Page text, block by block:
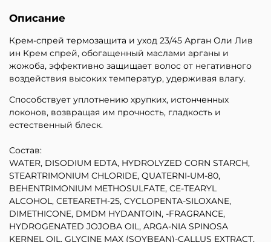
Описание
Крем-спрей термозащита и уход 23/45 Арган Оли Лив
ин Крем спрей, обогащенный маслами арганы и
жожоба, эффективно защищает волос от негативного
воздействия высоких температур, удерживая влагу.
Способствует уплотнению хрупких, истонченных
локонов, возвращая им прочность, гладкость и
естественный блеск.
Состав:
WATER, DISODIUM EDTA, HYDROLYZED CORN STARCH,
STEARTRIMONIUM CHLORIDE, QUATERNI-UM-80,
BEHENTRIMONIUM METHOSULFATE, CE-TEARYL
ALCOHOL, CETEARETH-25, CYCLOPENTA-SILOXANE,
DIMETHICONE, DMDM HYDANTOIN, -FRAGRANCE,
HYDROGENATED JOJOBA OIL, ARGA-NIA SPINOSA
KERNEL OIL, GLYCINE MAX (SOYBEAN)-CALLUS EXTRACT,